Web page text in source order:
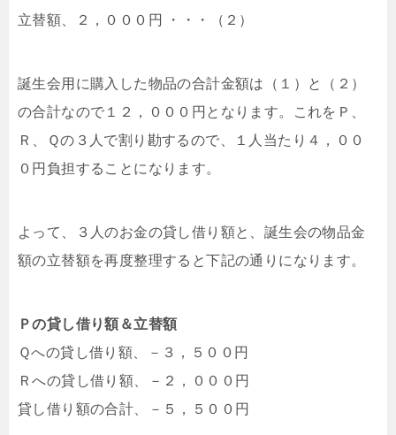
立替額、２，０００円 ・・・（２）
誕生会用に購入した物品の合計金額は（１）と（２）
の合計なので１２，０００円となります。これをＰ、
Ｒ、Ｑの３人で割り勘するので、１人当たり４，００
０円負担することになります。
よって、３人のお金の貸し借り額と、誕生会の物品金
額の立替額を再度整理すると下記の通りになります。
Ｐの貸し借り額＆立替額
Ｑへの貸し借り額、－３，５００円
Ｒへの貸し借り額、－２，０００円
貸し借り額の合計、－５，５００円